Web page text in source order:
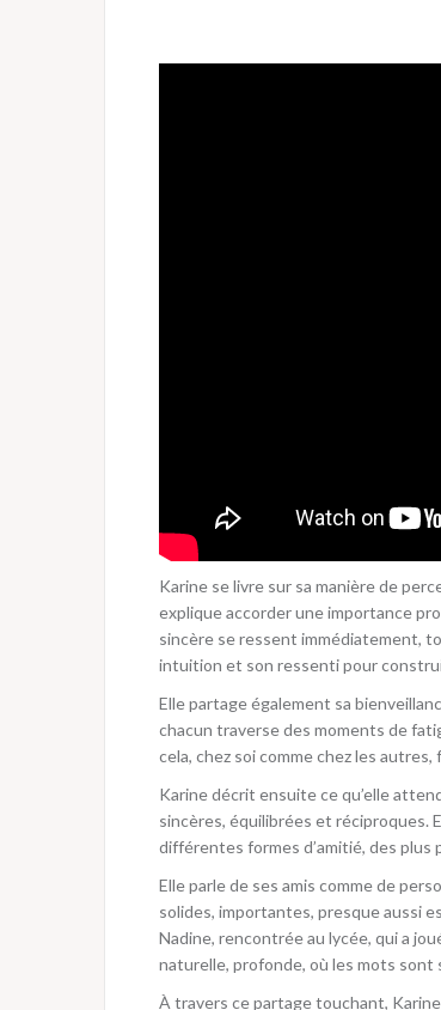
Karine se livre sur sa manière de
explique accorder une importance
sincère se ressent immédiatement,
intuition et son ressenti pour
Elle partage également sa
chacun traverse des moments de
cela, chez soi comme chez les
Karine décrit ensuite ce qu’elle
sincères, équilibrées et réciproques.
différentes formes d’amitié, des
Elle parle de ses amis comme de
solides, importantes, presque aussi
Nadine, rencontrée au lycée, qui a
naturelle, profonde, où les mots
À travers ce partage touchant,